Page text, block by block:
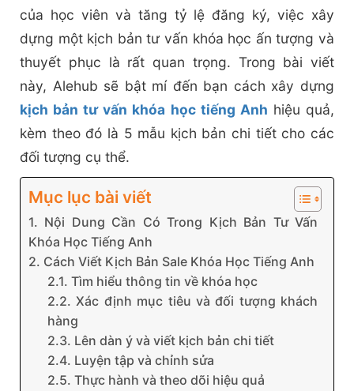
của học viên và tăng tỷ lệ đăng ký, việc xây
dựng một kịch bản tư vấn khóa học ấn tượng và
thuyết phục là rất quan trọng. Trong bài viết
này, Alehub sẽ bật mí đến bạn cách xây dựng
kịch bản tư vấn khóa học tiếng Anh hiệu quả,
kèm theo đó là 5 mẫu kịch bản chi tiết cho các
đối tượng cụ thể.
Mục lục bài viết
1. Nội Dung Cần Có Trong Kịch Bản Tư Vấn
Khóa Học Tiếng Anh
2. Cách Viết Kịch Bản Sale Khóa Học Tiếng Anh
2.1. Tìm hiểu thông tin về khóa học
2.2. Xác định mục tiêu và đối tượng khách
hàng
2.3. Lên dàn ý và viết kịch bản chi tiết
2.4. Luyện tập và chỉnh sửa
2.5. Thực hành và theo dõi hiệu quả